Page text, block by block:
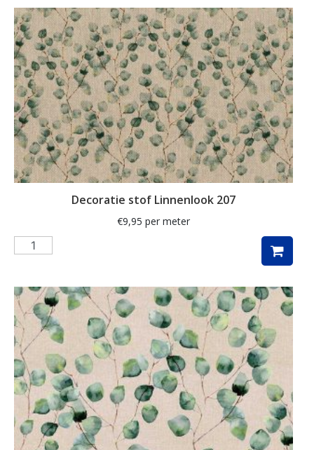
ganzen
gemberkoekjes
geometrisch
ginko
gnome
grafisch
groene thee
hartjes
herfstblad
herfstbladeren
hert
herten
hertje
hijskraan
Decoratie stof Linnenlook 207
€9,95 per meter